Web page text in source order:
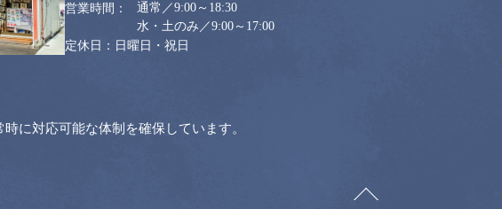
通常／9:00～18:30
水・土のみ／9:00～17:00
日曜日・祝日
に対応可能な体制を確保しています。